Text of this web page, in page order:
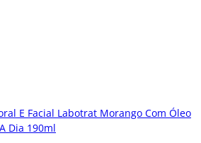
E Facial Labotrat Morango Com Óleo
Dia 190ml